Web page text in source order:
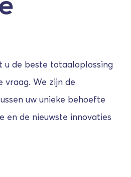
u de beste totaaloplossing
vraag. We zijn de
uw unieke behoefte
en de nieuwste innovaties